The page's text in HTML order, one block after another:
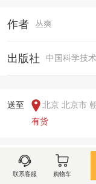
作者 丛爽
出版社 中国科学技
送至
北京 北京市
有货
用户评论(
联系客服 购物车